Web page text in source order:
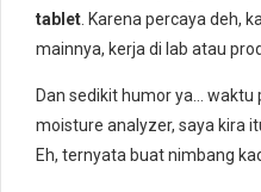
tablet . Karena percaya deh,
mainnya, kerja di lab atau
Dan sedikit humor ya…
moisture analyzer, saya kira
Eh, ternyata buat nimbang